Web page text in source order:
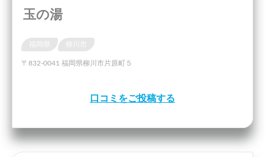
玉の湯
〒832-0041 福岡県柳川市片原町５
口コミをご投稿する